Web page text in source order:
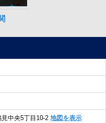
中央5丁目10-2 地図を表示